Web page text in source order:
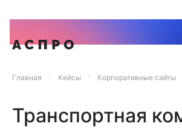
Главная Кейсы Корпоративные сайты
Транспортная